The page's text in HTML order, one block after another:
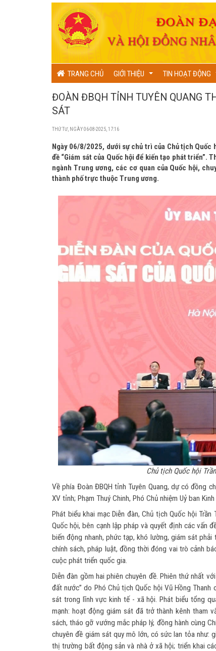
TRANG CHỦ GIỚI THIỆU
...
TIN HOẠT ĐỘNG
ĐOÀN ĐBQH TỈNH TUYÊN QUANG
SÁT
THỨ TƯ, NGÀY 06-08-2025, 17:16
Ngày 06/8/2025, dưới sự chủ trì của Chủ tịch Quốc
đề “Giám sát của Quốc hội để kiến tạo phát triển”.
ngành Trung ương, các cơ quan của Quốc hội,
thành phố trực thuộc Trung ương.
Chủ tịch Quốc hội
Về phía Đoàn ĐBQH tỉnh Tuyên Quang, dự có đồng
XV tỉnh; Phạm Thuý Chinh, Phó Chủ nhiệm Uỷ ban
Phát biểu khai mạc Diễn đàn, Chủ tịch Quốc hội
Quốc hội, bên cạnh lập pháp và quyết định các vấn
biến động nhanh, phức tạp, khó lường, giám sát
chính sách, pháp luật, đồng thời đóng vai trò cảnh
cuộc phát triển quốc gia.
Diễn đàn gồm hai phiên chuyên đề. Phiên thứ nhất
đất nước” do Phó Chủ tịch Quốc hội Vũ Hồng
sát trong lĩnh vực kinh tế - xã hội. Phát biểu tổng
mạnh: hoạt động giám sát đã trở thành kênh tham
sách, tháo gỡ vướng mắc pháp lý, đồng hành cùng
chuyên đề giám sát quy mô lớn, có sức lan tỏa như:
thị trường bất động sản và nhà ở xã hội; triển khai